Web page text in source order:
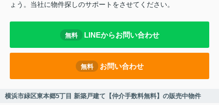
ょう。当社に物件探しのサポートをさせてください。
無料 LINEからお問い合わせ
無料 お問い合わせ
横浜市緑区東本郷5丁目 新築戸建て【仲介手数料無料】の販売中物件